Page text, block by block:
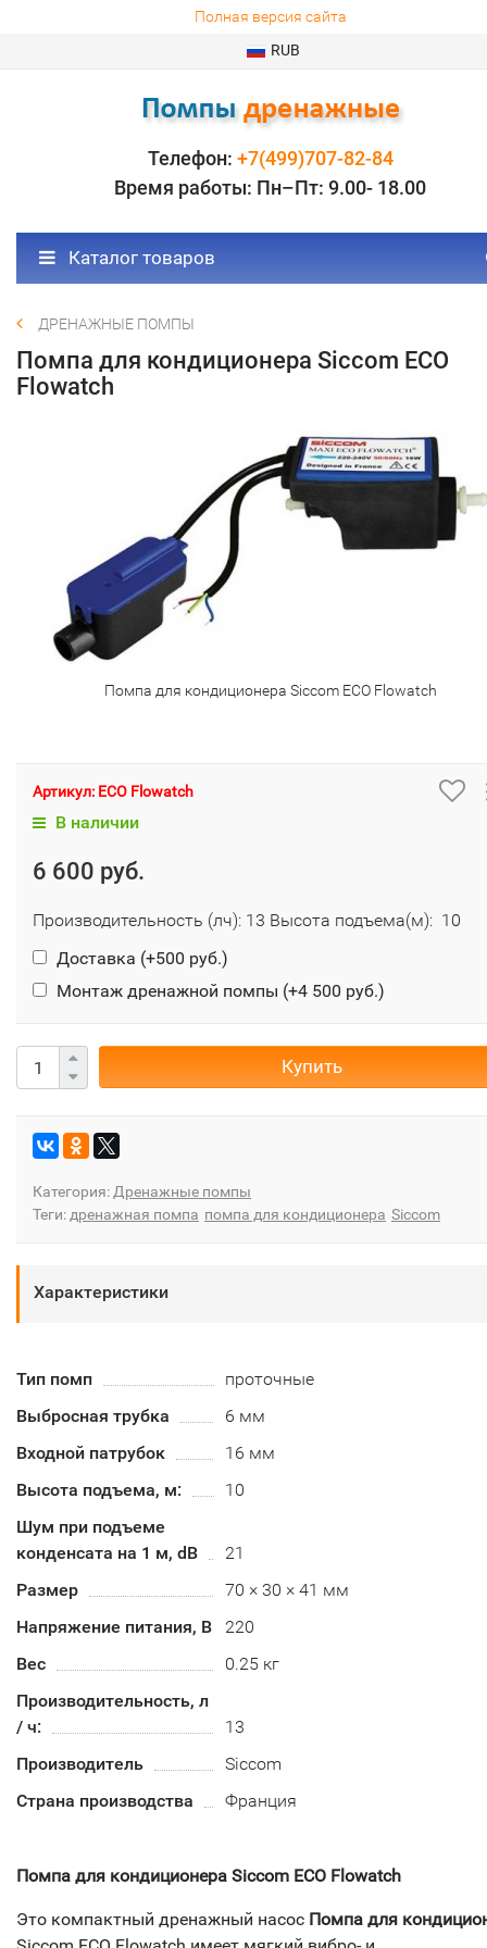
Полная версия сайта
RUB
Телефон: +7(499)707-82-84
Время работы: Пн–Пт: 9.00- 18.00
Каталог товаров
ДРЕНАЖНЫЕ ПОМПЫ
Помпа для кондиционера Siccom ECO
Flowatch
Помпа для кондиционера Siccom ECO Flowatch
Артикул: ECO Flowatch
В наличии
6 600 руб.
Производительность (лч): 13 Высота подъема(м): 10
Доставка (+500 руб.)
Монтаж дренажной помпы (+4 500 руб.)
Купить
Категория: Дренажные помпы
Теги: дренажная помпа помпа для кондиционера Siccom
Характеристики
Тип помп
проточные
Выбросная трубка
6 мм
Входной патрубок
16 мм
Высота подъема, м:
10
Шум при подъеме
конденсата на 1 м, dB
21
Размер
70 × 30 × 41 мм
Напряжение питания, В
220
Вес
0.25 кг
Производительность, л
/ ч:
13
Производитель
Siccom
Страна производства
Франция
Помпа для кондиционера Siccom ECO Flowatch
Это компактный дренажный насос Помпа для